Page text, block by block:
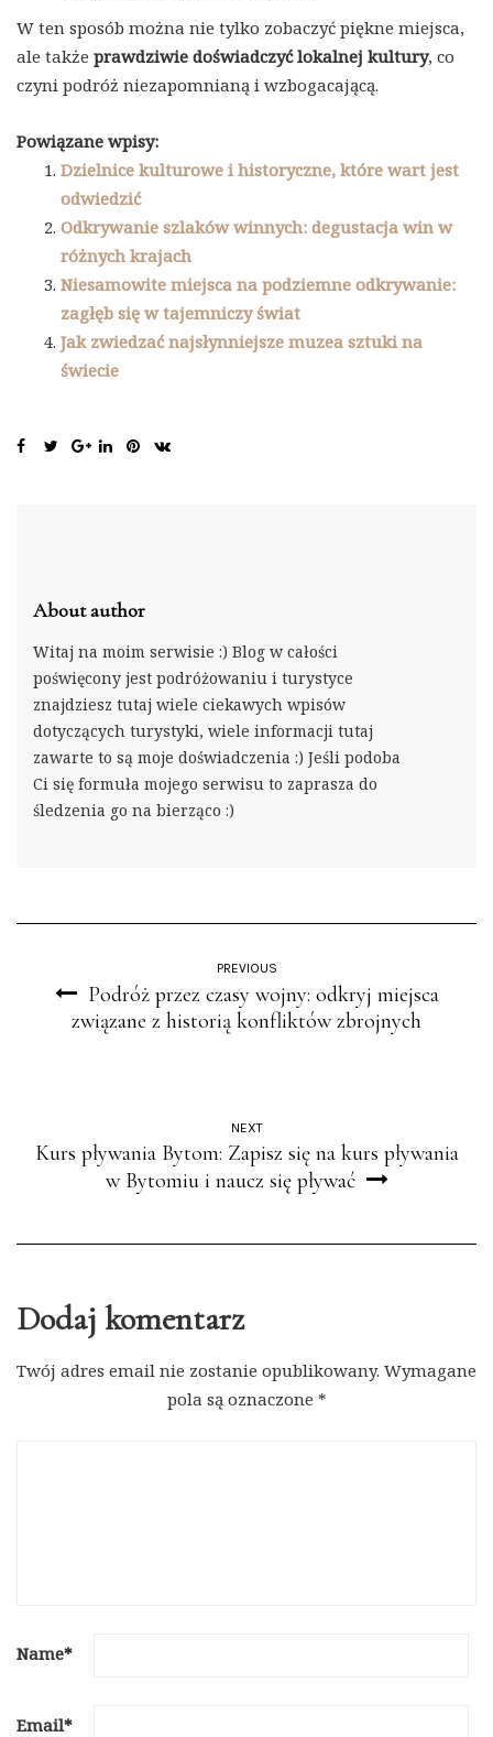
W ten sposób można nie tylko zobaczyć piękne miejsca,
ale także prawdziwie doświadczyć lokalnej kultury, co
czyni podróż niezapomnianą i wzbogacającą.
Powiązane wpisy:
Dzielnice kulturowe i historyczne, które wart jest
odwiedzić
Odkrywanie szlaków winnych: degustacja win w
różnych krajach
Niesamowite miejsca na podziemne odkrywanie:
zagłęb się w tajemniczy świat
Jak zwiedzać najsłynniejsze muzea sztuki na
świecie
About author
Witaj na moim serwisie :) Blog w całości
poświęcony jest podróżowaniu i turystyce
znajdziesz tutaj wiele ciekawych wpisów
dotyczących turystyki, wiele informacji tutaj
zawarte to są moje doświadczenia :) Jeśli podoba
Ci się formuła mojego serwisu to zaprasza do
śledzenia go na bierząco :)
PREVIOUS
Podróż przez czasy wojny: odkryj miejsca
związane z historią konfliktów zbrojnych
NEXT
Kurs pływania Bytom: Zapisz się na kurs pływania
w Bytomiu i naucz się pływać
Dodaj komentarz
Twój adres email nie zostanie opublikowany. Wymagane
pola są oznaczone *
Name*
Email*